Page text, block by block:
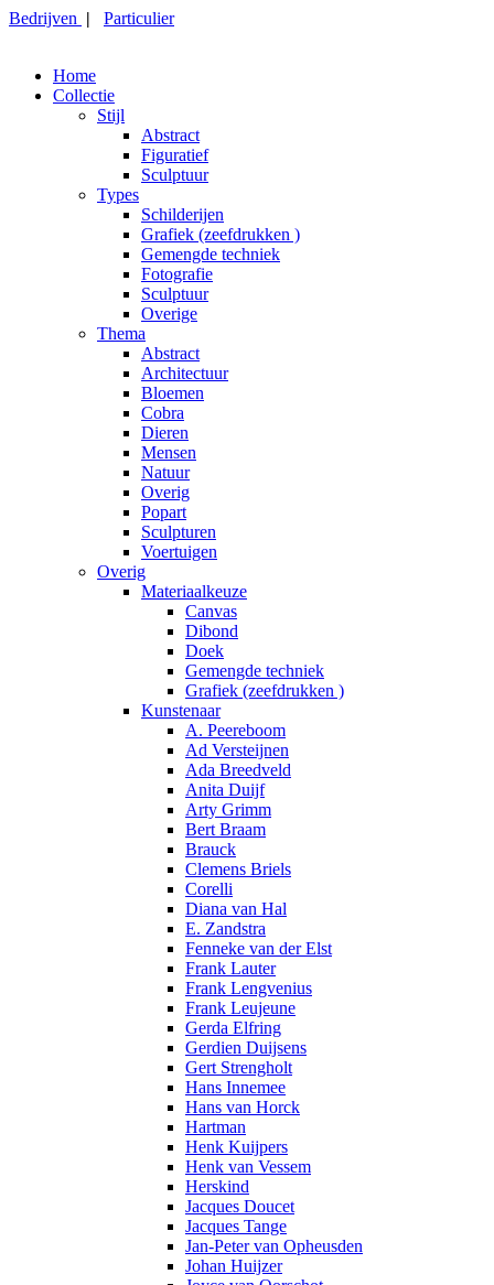
Bedrijven | Particulier
Home
Collectie
Stijl
Abstract
Figuratief
Sculptuur
Types
Schilderijen
Grafiek (zeefdrukken )
Gemengde techniek
Fotografie
Sculptuur
Overige
Thema
Abstract
Architectuur
Bloemen
Cobra
Dieren
Mensen
Natuur
Overig
Popart
Sculpturen
Voertuigen
Overig
Materiaalkeuze
Canvas
Dibond
Doek
Gemengde techniek
Grafiek (zeefdrukken )
Kunstenaar
A. Peereboom
Ad Versteijnen
Ada Breedveld
Anita Duijf
Arty Grimm
Bert Braam
Brauck
Clemens Briels
Corelli
Diana van Hal
E. Zandstra
Fenneke van der Elst
Frank Lauter
Frank Lengvenius
Frank Leujeune
Gerda Elfring
Gerdien Duijsens
Gert Strengholt
Hans Innemee
Hans van Horck
Hartman
Henk Kuijpers
Henk van Vessem
Herskind
Jacques Doucet
Jacques Tange
Jan-Peter van Opheusden
Johan Huijzer